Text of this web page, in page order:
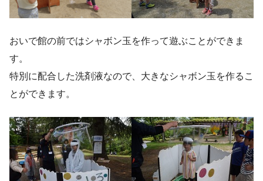
おいで館の前ではシャボン玉を作って遊ぶことができま
す。
特別に配合した洗剤液なので、大きなシャボン玉を作るこ
とができます。